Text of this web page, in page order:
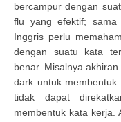
bercampur dengan
flu yang efektif; sama
Inggris perlu
dengan suatu kata
benar. Misalnya
dark untuk
tidak dapat
membentuk kata kerja.